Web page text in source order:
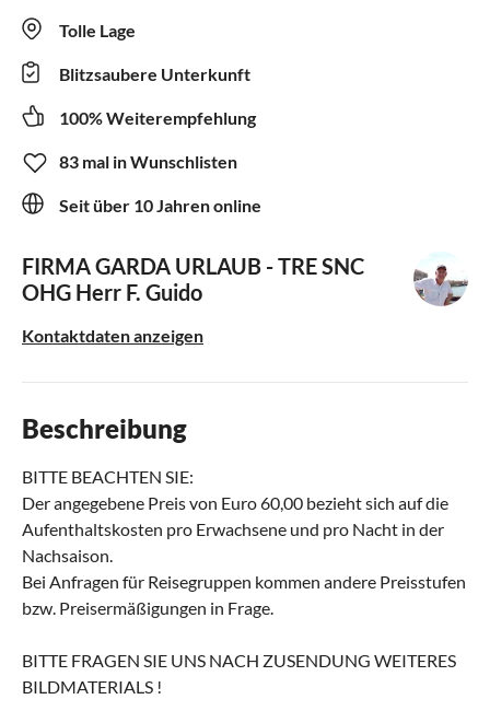
Tolle Lage
Blitzsaubere Unterkunft
100% Weiterempfehlung
83 mal in Wunschlisten
Seit über 10 Jahren online
FIRMA GARDA URLAUB - TRE SNC
OHG Herr F. Guido
Kontaktdaten anzeigen
Beschreibung
BITTE BEACHTEN SIE:
Der angegebene Preis von Euro 60,00 bezieht sich auf die
Aufenthaltskosten pro Erwachsene und pro Nacht in der
Nachsaison.
Bei Anfragen für Reisegruppen kommen andere Preisstufen
bzw. Preisermäßigungen in Frage.
BITTE FRAGEN SIE UNS NACH ZUSENDUNG WEITERES
BILDMATERIALS !